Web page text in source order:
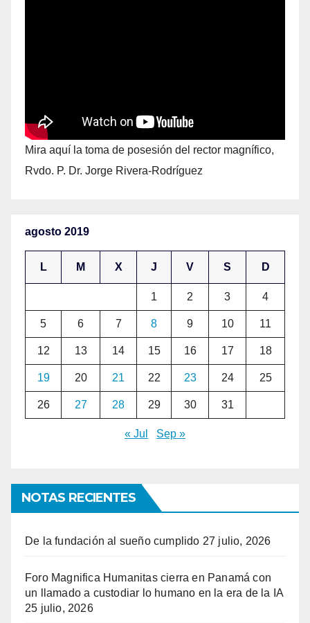
Mira aquí la toma de posesión del rector magnífico,
Rvdo. P. Dr. Jorge Rivera-Rodríguez
agosto 2019
L M X J V S D
1 2 3 4
5 6 7 8 9 10 11
12 13 14 15 16 17 18
19 20 21 22 23 24 25
26 27 28 29 30 31
« Jul Sep »
NOTAS RECIENTES
De la fundación al sueño cumplido 27 julio, 2026
Foro Magnifica Humanitas cierra en Panamá con
un llamado a custodiar lo humano en la era de la IA
25 julio, 2026